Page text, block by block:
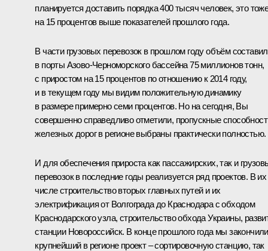
планируется доставить порядка 400 тысяч человек, это
на 15 процентов выше показателей прошлого года.
В части грузовых перевозок в прошлом году объём составил
в порты Азово-Черноморского бассейна 75 миллионов тонн,
с приростом на 15 процентов по отношению к 2014 году,
и в текущем году мы видим положительную динамику
в размере примерно семи процентов. Но на сегодня, Вы
совершенно справедливо отметили, пропускные
железных дорог в регионе выбраны практически полностью.
И для обеспечения прироста как пассажирских, так и
перевозок в последние годы реализуется ряд проектов. В их
числе строительство вторых главных путей и их
электрификация от Волгограда до Краснодара с обходом
Краснодарского узла, строительство обхода Украины,
станции Новороссийск. В конце прошлого года мы закончили
крупнейший в регионе проект – сортировочную станцию, так